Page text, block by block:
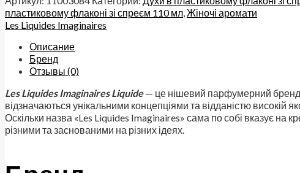
пластиковому флаконі зі спреєм 110 мл,Жіночі аромати
Les Liquides Imaginaires
Описание
Бренд
Отзывы (0)
Les Liquides Imaginaires Liquide— це нішевий парфумерний бренд,
відзначаються унікальними концепціями та відданістю високій
Оскільки назва «Les Liquides Imaginaires» сама по собі вказує на
різними та заснованими на різних ідеях.